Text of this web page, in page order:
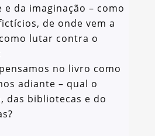
da imaginação – como
de onde vem a
lutar contra o
no livro como
adiante – qual o
das bibliotecas e do